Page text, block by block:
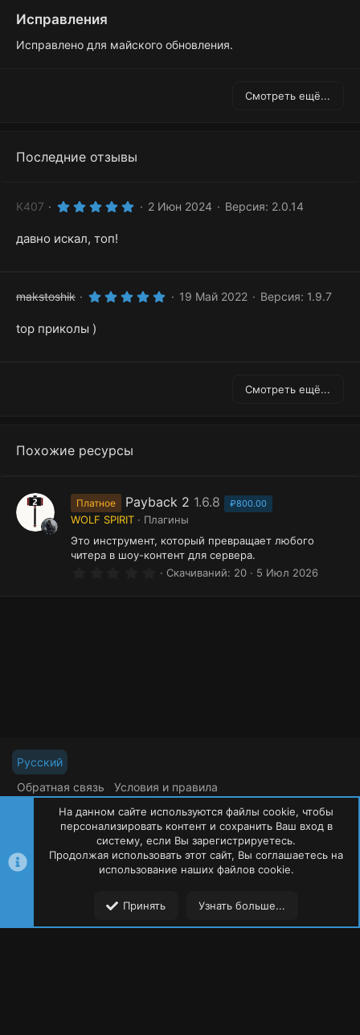
Исправления
Исправлено для майского обновления.
Смотреть ещё...
Последние отзывы
K407
5
д
2 Июн 2024 Версия: 2.0.14
давно искал, топ!
makstoshik
5 19 Май 2022 Версия: 1.9.7
top приколы )
Смотреть ещё...
Похожие ресурсы
Платное Payback 2 1.6.8 ₽800.00
WOLF SPIRIT
Плагины
Это инструмент, который превращает любого
читера в шоу-контент для сервера.
0 Скачиваний 20 5 Июл 2026
Русский
Обратная связь
Условия и правила
Политика конфиденциальности
Помощь
R
S
S
©Oxide Россия2015-2026
На данном сайте используются файлы cookie, чтобы
персонализировать контент и сохранить Ваш вход в
систему, если Вы зарегистрируетесь.
Продолжая использовать этот сайт, Вы соглашаетесь на
использование наших файлов cookie.
Принять Узнать больше...